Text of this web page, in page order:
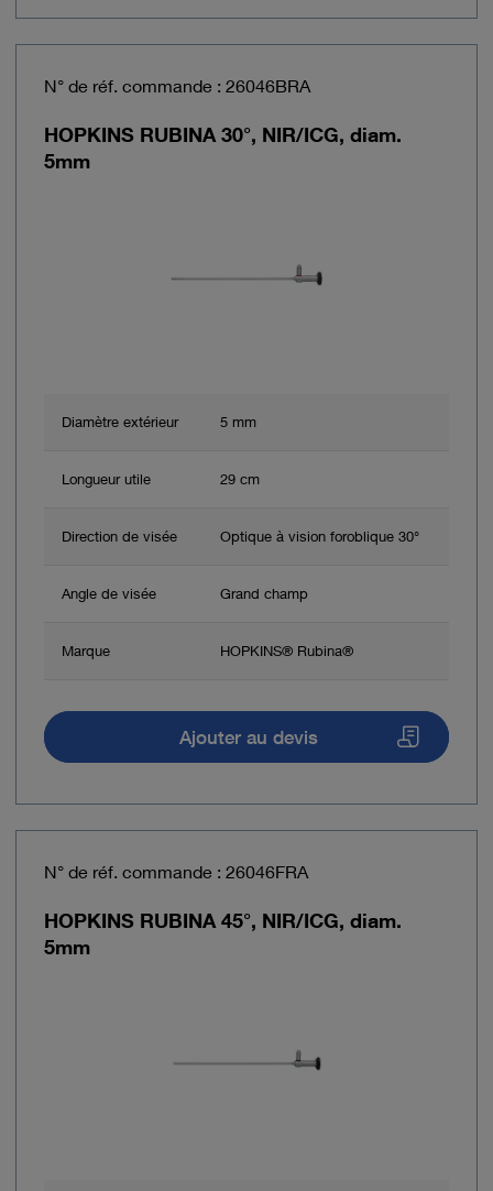
N° de réf. commande : 26046BRA
HOPKINS RUBINA 30°, NIR/ICG, diam.
5mm
Diamètre extérieur 5 mm
Longueur utile 29 cm
Direction de visée Optique à vision foroblique 30°
Angle de visée Grand champ
Marque HOPKINS® Rubina®
Ajouter au devis
N° de réf. commande : 26046FRA
HOPKINS RUBINA 45°, NIR/ICG, diam.
5mm